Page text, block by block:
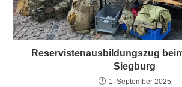
Reservistenausbildungszug
Siegburg
1. September 2025